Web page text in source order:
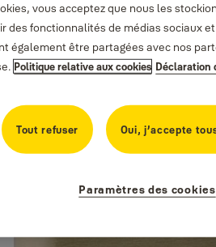
vous acceptez que nous les
des fonctionnalités de médias sociaux
également être partagées avec nos
Politique relative aux cookies Déclaration
Tout refuser Oui, j’accepte
Paramètres des cookies